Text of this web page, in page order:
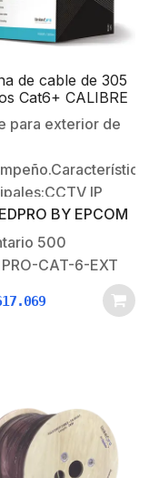
de cable de 305
Cat6+ CALIBRE
Blindado tipo
CLIMAS
UL, color
para exterior de
IP
/
de video
/ Redes locales
velocidadRedes
de
con los
BY EPCOM
500
PRO-CAT-6-EXT